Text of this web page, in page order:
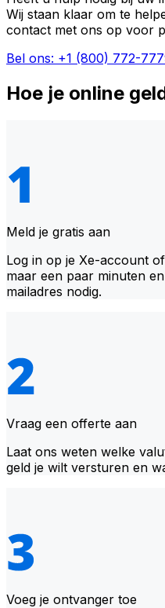
Wij staan klaar om te
contact met ons op voor
Bel ons: +1 (800) 772-
Hoe je online
Meld je gratis aan
Log in op je Xe-account
maar een paar minuten
mailadres nodig.
Vraag een offerte aan
Laat ons weten welke
geld je wilt versturen en
Voeg je ontvanger toe